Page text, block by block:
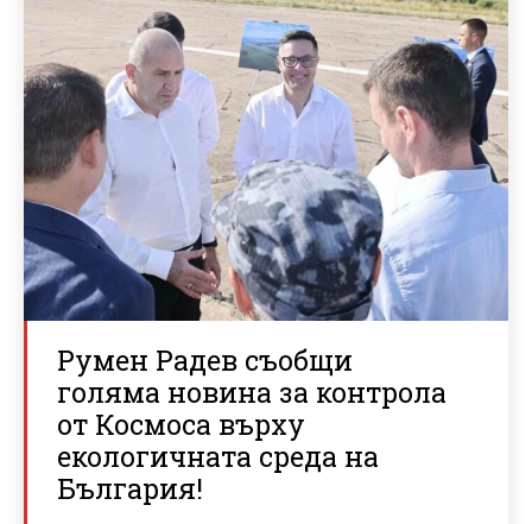
Румен Радев съобщи
голяма новина за контрола
от Космоса върху
екологичната среда на
България!